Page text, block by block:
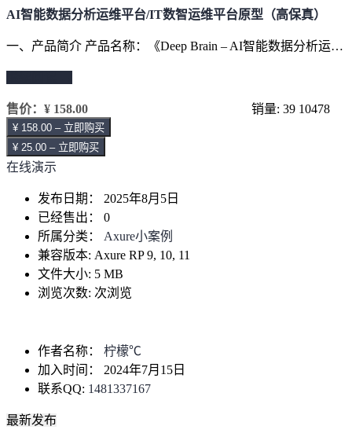
AI智能数据分析运维平台/IT数智运维平台原型（高保真）
一、产品简介 产品名称：《Deep Brain – AI智能数据分析运…
售价： ¥ 158.00 销量: 39 10478
¥ 158.00 – 立即购买
¥ 25.00 – 立即购买
在线演示
发布日期：
2025年8月5日
已经售出：
0
所属分类：
Axure小案例
兼容版本: Axure RP 9, 10, 11
文件大小: 5 MB
浏览次数: 次浏览
作者名称：
柠檬℃
加入时间：
2024年7月15日
联系QQ: 1481337167
最新发布